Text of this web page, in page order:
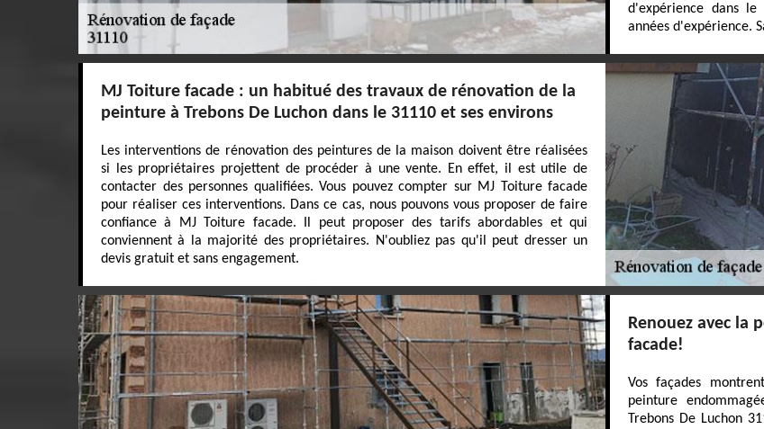
d'expérience dans
années d'expérience.
MJ Toiture facade : un habitué des travaux de rénovation de la
peinture à Trebons De Luchon dans le 31110 et ses environs
Les interventions de rénovation des peintures de la maison doivent être réalisées
si les propriétaires projettent de procéder à une vente. En effet, il est utile de
contacter des personnes qualifiées. Vous pouvez compter sur MJ Toiture facade
pour réaliser ces interventions. Dans ce cas, nous pouvons vous proposer de faire
confiance à MJ Toiture facade. Il peut proposer des tarifs abordables et qui
conviennent à la majorité des propriétaires. N'oubliez pas qu'il peut dresser un
devis gratuit et sans engagement.
Renouez avec la
facade!
Vos façades
peinture
Trebons De Luchon